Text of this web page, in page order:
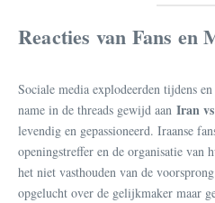
Reacties van Fans en
Sociale media explodeerden tijdens
name in de threads gewijd aan Iran
levendig en gepassioneerd. Iraanse
openingstreffer en de organisatie van
het niet vasthouden van de
opgelucht over de gelijkmaker maar